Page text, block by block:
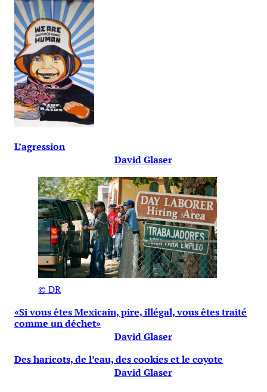
L’agression
David Glaser
© DR
«Si vous êtes Mexicain, pire, illégal, vous êtes traité
comme un déchet»
David Glaser
Des haricots, de l’eau, des cookies et le coyote
David Glaser